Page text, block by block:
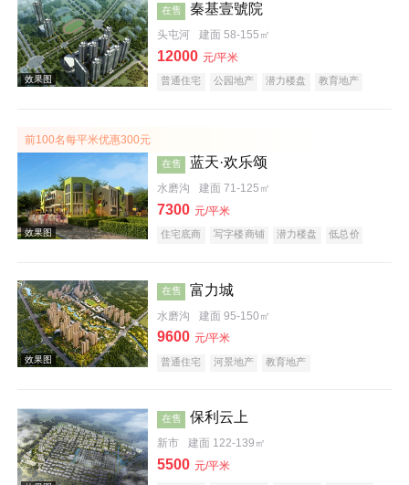
效果图
效果图
在售 秦基壹號院
头屯河 建面 58-155㎡
12000 元/平米
普通住宅 公园地产 潜力楼盘 教育地产
前100名每平米优惠300元
在售 蓝天·欢乐颂
水磨沟 建面 71-125㎡
7300 元/平米
住宅底商 写字楼商铺 潜力楼盘
低总价
在售 富力城
水磨沟 建面 95-150㎡
9600 元/平米
普通住宅 河景地产 教育地产
在售 保利云上
新市 建面 122-139㎡
5500 元/平米